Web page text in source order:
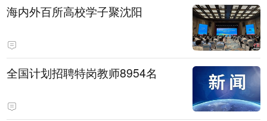
海内外百所高校学子聚沈阳
全国计划招聘特岗教师8954名